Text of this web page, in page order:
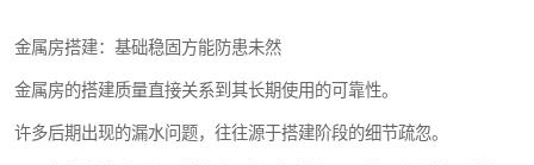
金属房搭建：基础稳固方能防患未然
金属房的搭建质量直接关系到其长期使用的可靠性。
许多后期出现的漏水问题，往往源于搭建阶段的细节疏忽。